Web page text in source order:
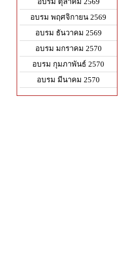
อบรม พฤศจิกายน 2569
อบรม ธันวาคม 2569
อบรม มกราคม 2570
อบรม กุมภาพันธ์ 2570
อบรม มีนาคม 2570